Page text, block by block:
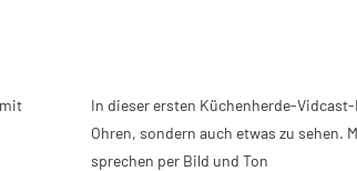
In dieser ersten Küchenherde-
Ohren, sondern auch etwas zu sehen.
sprechen per Bild und Ton